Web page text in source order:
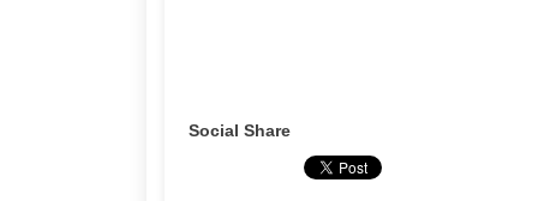
Social Share